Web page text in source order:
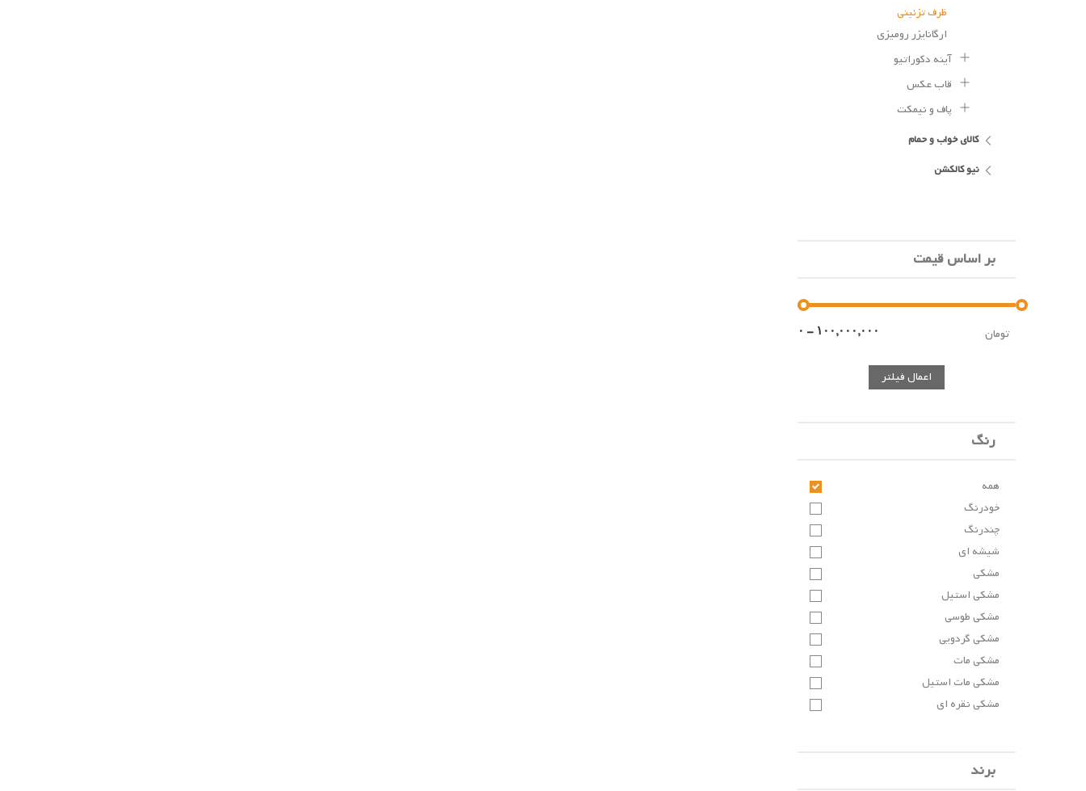
ظرف تزئینی
ارگانایزر رومیزی
آینه دکوراتیو
قاب عکس
پاف و نیمکت
کالای خواب و حمام
نیو کالکشن
بر اساس قیمت
تومان
اعمال فیلتر
رنگ
همه
خودرنگ
چندرنگ
شیشه ای
مشکی
مشکی استیل
مشکی طوسی
مشکی گردویی
مشکی مات
مشکی مات استیل
مشکی نقره ای
مسی
برند